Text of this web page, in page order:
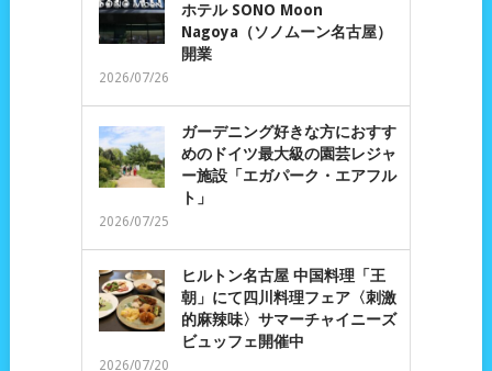
ホテル SONO Moon
Nagoya（ソノムーン名古屋）
開業
2026/07/26
ガーデニング好きな方におすす
めのドイツ最大級の園芸レジャ
ー施設「エガパーク・エアフル
ト」
2026/07/25
ヒルトン名古屋 中国料理「王
朝」にて四川料理フェア〈刺激
的麻辣味〉サマーチャイニーズ
ビュッフェ開催中
2026/07/20